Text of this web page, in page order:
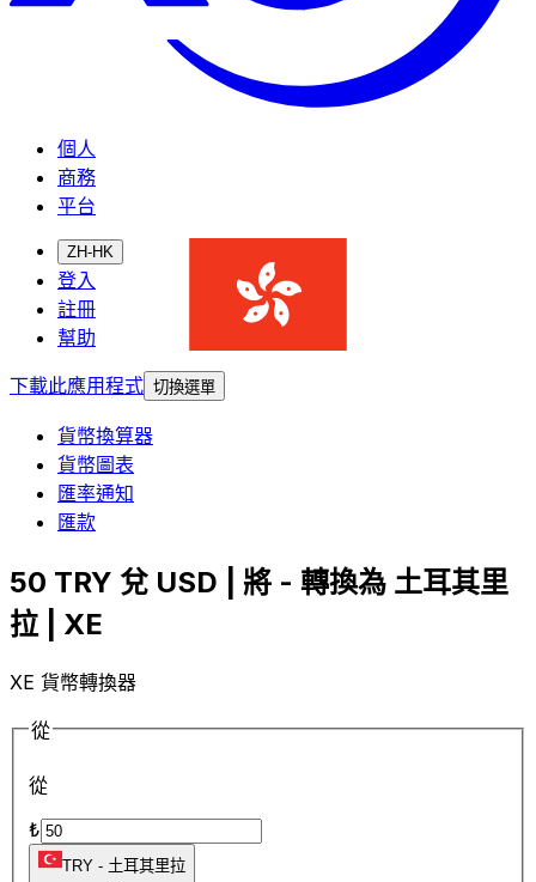
個人
商務
平台
ZH-HK
登入
註冊
幫助
下載此應用程式 切換選單
貨幣換算器
貨幣圖表
匯率通知
匯款
50 TRY 兌 USD | 將 - 轉換為 土耳其里
拉 | XE
XE 貨幣轉換器
從
從
₺
TRY - 土耳其里拉